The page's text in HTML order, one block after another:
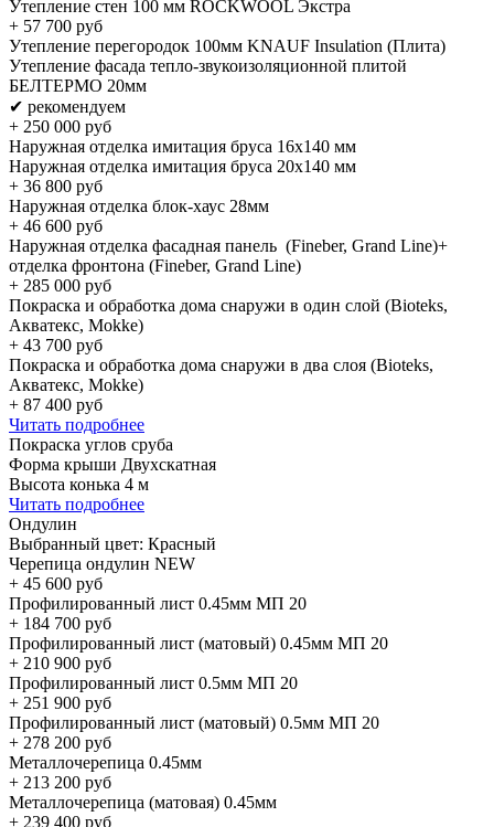
Утепление стен 100 мм ROCKWOOL Экстра
+ 57 700 руб
Утепление перегородок 100мм KNAUF Insulation (Плита)
Утепление фасада тепло-звукоизоляционной плитой
БЕЛТЕРМО 20мм
✔ рекомендуем
+ 250 000 руб
Наружная отделка имитация бруса 16х140 мм
Наружная отделка имитация бруса 20х140 мм
+ 36 800 руб
Наружная отделка блок-хаус 28мм
+ 46 600 руб
Наружная отделка фасадная панель (Fineber, Grand Line)+
отделка фронтона (Fineber, Grand Line)
+ 285 000 руб
Покраска и обработка дома снаружи в один слой (Bioteks,
Акватекс, Mokke)
+ 43 700 руб
Покраска и обработка дома снаружи в два слоя (Bioteks,
Акватекс, Mokke)
+ 87 400 руб
Читать подробнее
Покраска углов сруба
Форма крыши Двухскатная
Высота конька 4 м
Читать подробнее
Ондулин
Выбранный цвет: Красный
Черепица ондулин NEW
+ 45 600 руб
Профилированный лист 0.45мм МП 20
+ 184 700 руб
Профилированный лист (матовый) 0.45мм МП 20
+ 210 900 руб
Профилированный лист 0.5мм МП 20
+ 251 900 руб
Профилированный лист (матовый) 0.5мм МП 20
+ 278 200 руб
Металлочерепица 0.45мм
+ 213 200 руб
Металлочерепица (матовая) 0.45мм
+ 239 400 руб